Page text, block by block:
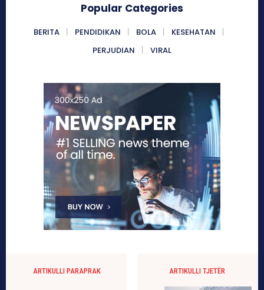
Popular Categories
BERITA PENDIDIKAN BOLA
KESEHATAN
PERJUDIAN
VIRAL
ARTIKULLI PARAPRAK ARTIKULLI TJETËR